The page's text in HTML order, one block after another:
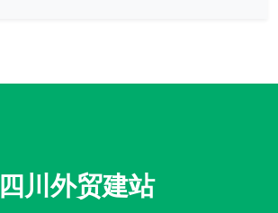
四川外贸建站